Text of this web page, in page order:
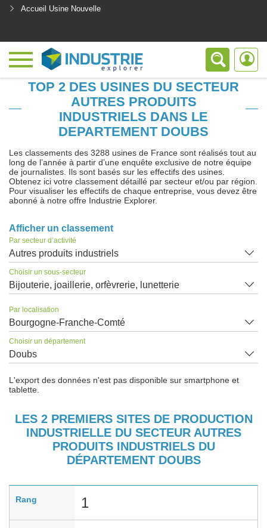
Accueil Usine Nouvelle
TOP 2 DES USINES DU SECTEUR
AUTRES PRODUITS
INDUSTRIELS DANS LE
DEPARTEMENT DOUBS
Les classements des 3288 usines de France sont réalisés tout au
long de l’année à partir d’une enquête exclusive de notre équipe
de journalistes. Ils sont basés sur les effectifs des usines.
Obtenez ici votre classement détaillé par secteur et/ou par région.
Pour visualiser les effectifs de chaque entreprise, vous devez être
abonné à notre offre Industrie Explorer.
Afficher un classement
Par secteur d’activité
Autres produits industriels
Choisir un sous-secteur
Bijouterie, joaillerie, orfèvrerie, lunetterie
Par localisation
Bourgogne-Franche-Comté
Choisir un département
Doubs
L'export des données n'est pas disponible sur smartphone et
tablette.
LES 2 PREMIERS SITES DE PRODUCTION
INDUSTRIELLE DU SECTEUR AUTRES
PRODUITS INDUSTRIELS DU
DÉPARTEMENT DOUBS
Rang 1